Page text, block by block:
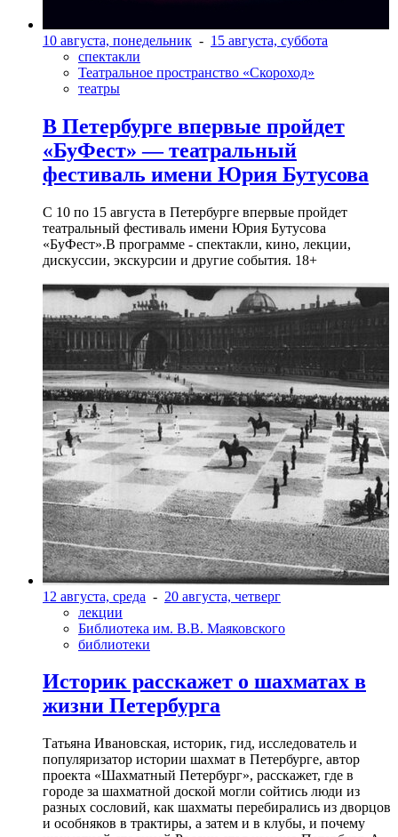
10 августа, понедельник - 15 августа, суббота
спектакли
Театральное пространство «Скороход»
театры
В Петербурге впервые пройдет
«БуФест» — театральный
фестиваль имени Юрия Бутусова
С 10 по 15 августа в Петербурге впервые пройдет
театральный фестиваль имени Юрия Бутусова
«БуФест».В программе - спектакли, кино, лекции,
дискуссии, экскурсии и другие события. 18+
12 августа, среда - 20 августа, четверг
лекции
Библиотека им. В.В. Маяковского
библиотеки
Историк расскажет о шахматах в
жизни Петербурга
Татьяна Ивановская, историк, гид, исследователь и
популяризатор истории шахмат в Петербурге, автор
проекта «Шахматный Петербург», расскажет, где в
городе за шахматной доской могли сойтись люди из
разных сословий, как шахматы перебирались из дворцов
и особняков в трактиры, а затем и в клубы, и почему